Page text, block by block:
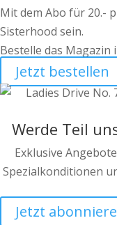
Mit dem Abo für 20.-
Sisterhood sein.
Bestelle das Magazin
Jetzt bestellen
Werde Teil
Exklusive
Spezialkonditionen
Jetzt